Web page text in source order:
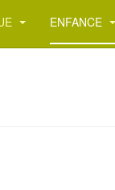
ENFANCE